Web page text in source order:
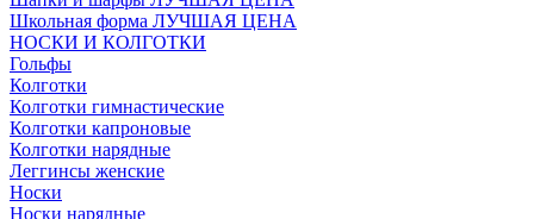
Школьная форма ЛУЧШАЯ ЦЕНА
НОСКИ И КОЛГОТКИ
Гольфы
Колготки
Колготки гимнастические
Колготки капроновые
Колготки нарядные
Леггинсы женские
Носки
Носки нарядные